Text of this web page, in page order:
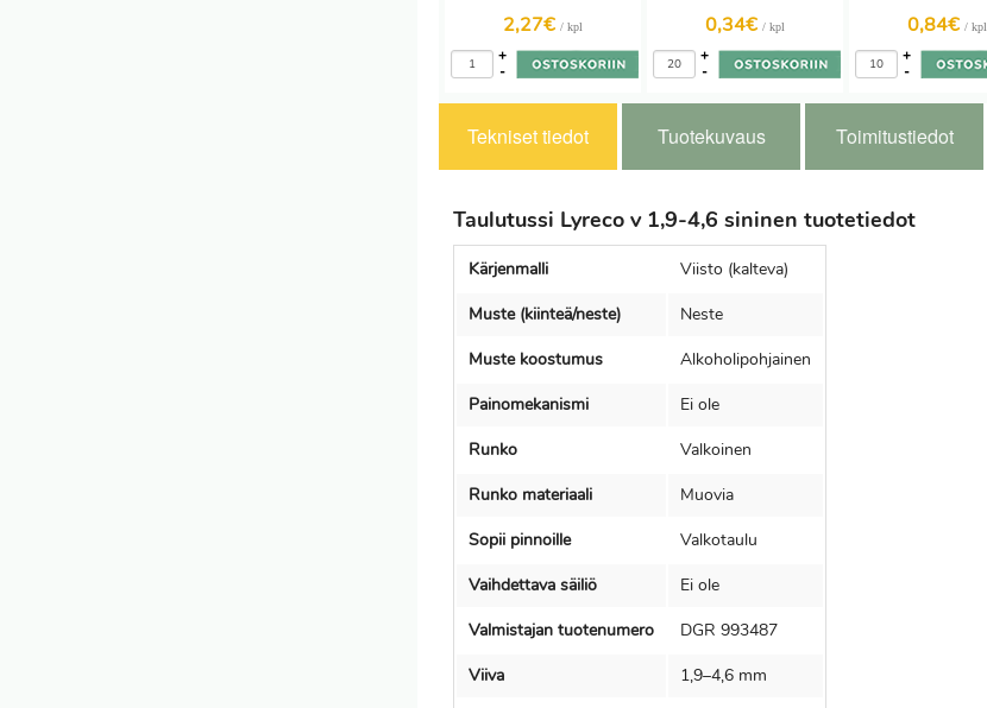
2,27€ / kpl
-
+
0,34€ / kpl
-
+
0,84€ / kpl
-
+
Tekniset tiedot Tuotekuvaus Toimitustiedot
Taulutussi Lyreco v 1,9-4,6 sininen tuotetiedot
Kärjenmalli
Viisto (kalteva)
Muste (kiinteä/neste)
Neste
Muste koostumus
Alkoholipohjainen
Painomekanismi
Ei ole
Runko
Valkoinen
Runko materiaali
Muovia
Sopii pinnoille
Valkotaulu
Vaihdettava säiliö
Ei ole
Valmistajan tuotenumero
DGR 993487
Viiva
1,9–4,6 mm